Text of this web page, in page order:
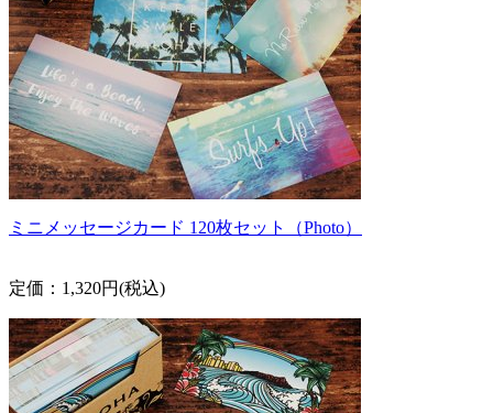
ミニメッセージカード 120枚セット（Photo）
定価：1,320円(税込)